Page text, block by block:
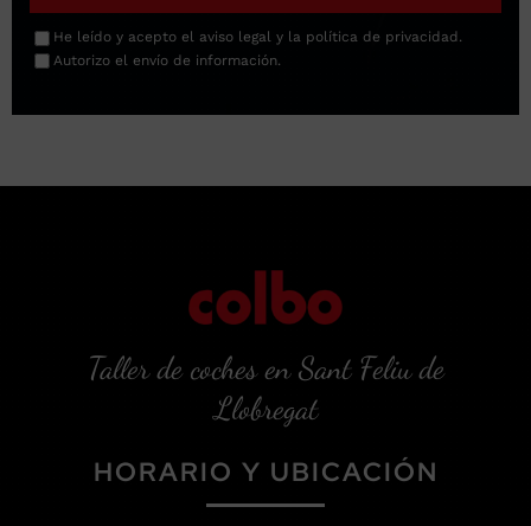
He leído y acepto el aviso legal y la política de privacidad .
Autorizo el envío de información.
Taller de coches en Sant Feliu de
Llobregat
HORARIO Y UBICACIÓN